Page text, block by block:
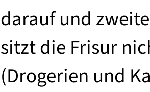
darauf und
sitzt die Frisur
(Drogerien und